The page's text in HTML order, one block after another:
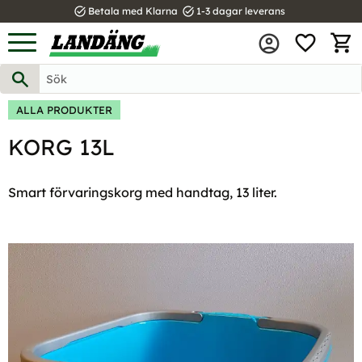
Meny
task_alt Betala med Klarna task_alt 1-3 dagar leverans
ALLA PRODUKTER
KORG 13L
Smart förvaringskorg med handtag, 13 liter.